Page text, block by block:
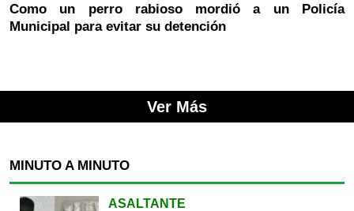
Como un perro rabioso mordió a un Policía
Municipal para evitar su detención
Ver Más
MINUTO A MINUTO
ASALTANTE